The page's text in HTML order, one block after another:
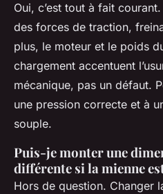
Oui, c’est tout à fait
des forces de traction,
plus, le moteur et le poids
chargement accentuent
mécanique, pas un défaut.
une pression correcte et à
souple.
Puis-je monter une
différente si la mienne
Hors de question. Changer